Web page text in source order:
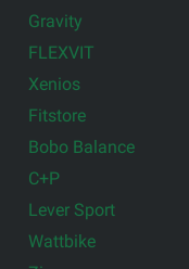
Gravity
FLEXVIT
Xenios
Fitstore
Bobo Balance
C+P
Lever Sport
Wattbike